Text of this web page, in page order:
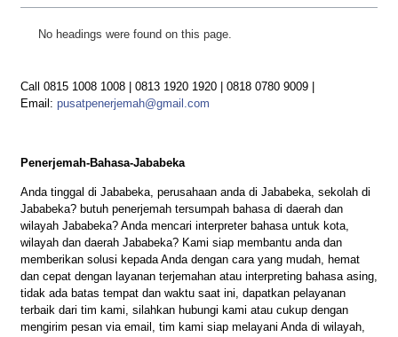
No headings were found on this page.
Call 0815 1008 1008 | 0813 1920 1920 | 0818 0780 9009 |
Email: pusatpenerjemah@gmail.com
Penerjemah-Bahasa-Jababeka
Anda tinggal di Jababeka, perusahaan anda di Jababeka, sekolah di
Jababeka? butuh penerjemah tersumpah bahasa di daerah dan
wilayah Jababeka? Anda mencari interpreter bahasa untuk kota,
wilayah dan daerah Jababeka? Kami siap membantu anda dan
memberikan solusi kepada Anda dengan cara yang mudah, hemat
dan cepat dengan layanan terjemahan atau interpreting bahasa asing,
tidak ada batas tempat dan waktu saat ini, dapatkan pelayanan
terbaik dari tim kami, silahkan hubungi kami atau cukup dengan
mengirim pesan via email, tim kami siap melayani Anda di wilayah,